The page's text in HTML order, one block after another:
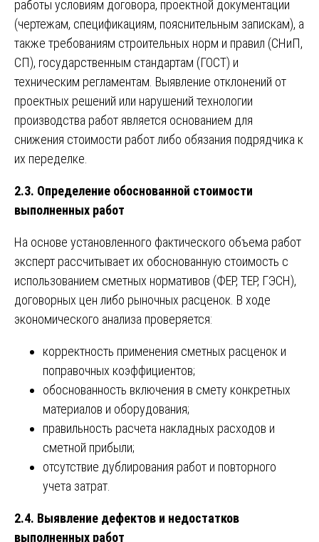
работы условиям договора, проектной документации
(чертежам, спецификациям, пояснительным запискам), а
также требованиям строительных норм и правил (СНиП,
СП), государственным стандартам (ГОСТ) и
техническим регламентам. Выявление отклонений от
проектных решений или нарушений технологии
производства работ является основанием для
снижения стоимости работ либо обязания подрядчика к
их переделке.
2.3. Определение обоснованной стоимости
выполненных работ
На основе установленного фактического объема работ
эксперт рассчитывает их обоснованную стоимость с
использованием сметных нормативов (ФЕР, ТЕР, ГЭСН),
договорных цен либо рыночных расценок. В ходе
экономического анализа проверяется:
корректность применения сметных расценок и
поправочных коэффициентов;
обоснованность включения в смету конкретных
материалов и оборудования;
правильность расчета накладных расходов и
сметной прибыли;
отсутствие дублирования работ и повторного
учета затрат.
2.4. Выявление дефектов и недостатков
выполненных работ